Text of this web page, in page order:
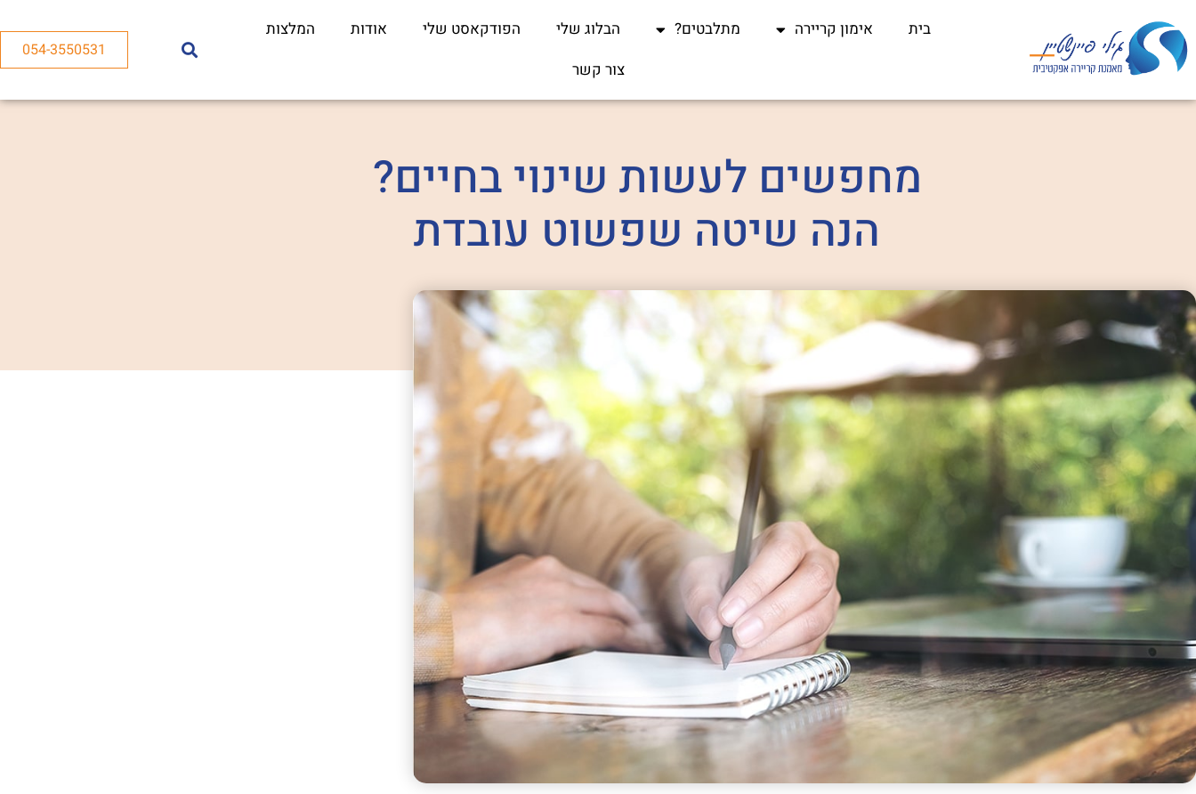
בית אימון קריירה מתלבטים? הבלוג שלי הפודקאסט שלי אודות
המלצות
צור קשר
054-3550531
מחפשים לעשות שינוי בחיים?
הנה שיטה שפשוט עובדת